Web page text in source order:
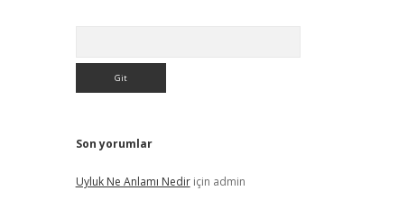
Son yorumlar
Uyluk Ne Anlamı Nediriçin admin